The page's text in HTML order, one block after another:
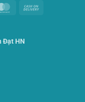
MasterCard
Đạt HN